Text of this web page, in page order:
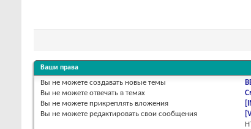
Ваши права
Вы не можете создавать новые темы
Вы не можете отвечать в темах
Вы не можете прикреплять вложения
Вы не можете редактировать свои сообщения